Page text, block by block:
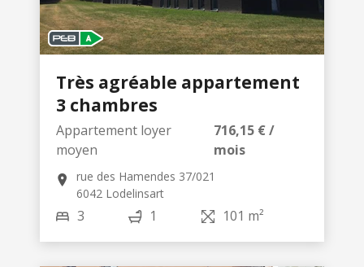
Très agréable appartement
3 chambres
3 1 101 m²
Appartement loyer
moyen
716,15 € /
mois
rue des Hamendes 37/021
6042 Lodelinsart